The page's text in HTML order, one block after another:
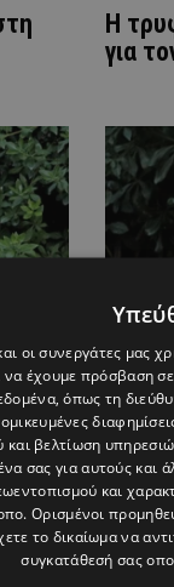
Η
για
με
οι συνεργάτες μας
να έχουμε πρόσβαση
όπως τη
και βελτίωση
σας για αυτούς και
και
Ορισμένοι
το δικαίωμα να
συγκατάθεσή σας